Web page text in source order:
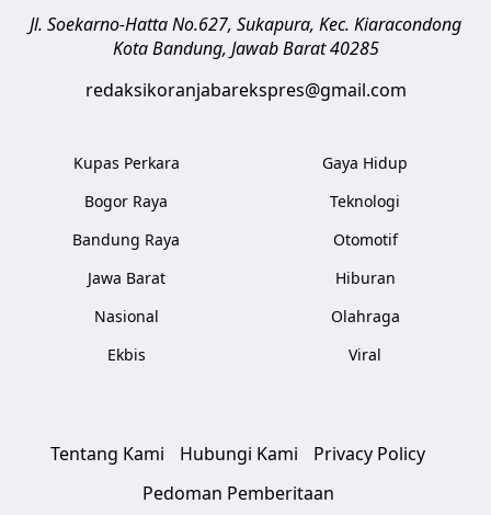
Jl. Soekarno-Hatta No.627, Sukapura, Kec. Kiaracondong
Kota Bandung, Jawab Barat 40285
redaksikoranjabarekspres@gmail.com
Kupas Perkara
Bogor Raya
Bandung Raya
Jawa Barat
Nasional
Ekbis
Gaya Hidup
Teknologi
Otomotif
Hiburan
Olahraga
Viral
Tentang Kami Hubungi Kami
Privacy Policy
Pedoman Pemberitaan